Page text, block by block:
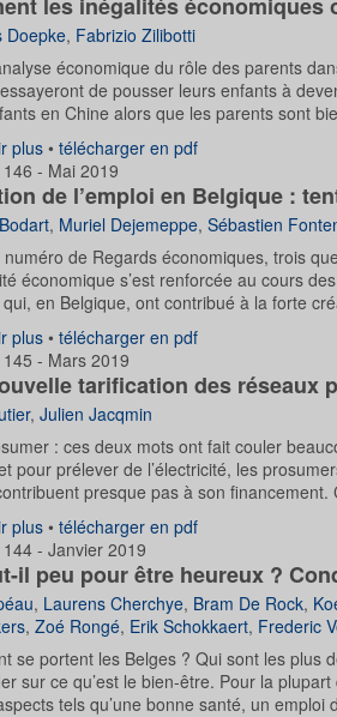
Doepke, Fabrizio Zilibotti
économique du rôle des parents
de pousser leurs enfants à
en Chine alors que les parents sont
plus• télécharger en pdf
- Mai 2019
de l’emploi en Belgique :
, Muriel Dejemeppe, Sébastien
numéro de Regards économiques, trois
économique s’est renforcée au cours
en Belgique, ont contribué à la forte
plus• télécharger en pdf
- Mars 2019
tarification des réseaux
, Julien Jacqmin
: ces deux mots ont fait couler
pour prélever de l’électricité, les
presque pas à son
plus• télécharger en pdf
- Janvier 2019
il peu pour être heureux ?
, Laurens Cherchye, Bram De Rock,
, Zoé Rongé, Erik Schokkaert, Frederic
se portent les Belges ? Qui sont les plus
sur ce qu’est le bien-être. Pour la
tels qu’une bonne santé, un